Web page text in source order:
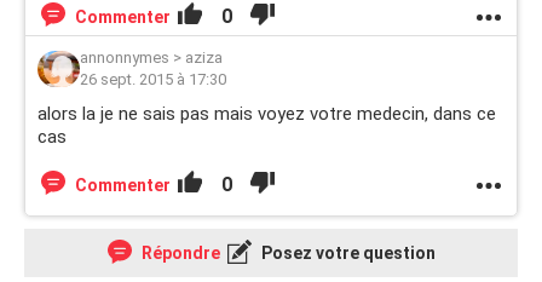
Commenter 0
annonnymes > aziza
26 sept. 2015 à 17:30
alors la je ne sais pas mais voyez votre medecin, dans ce
cas
Commenter 0
Répondre Posez votre question